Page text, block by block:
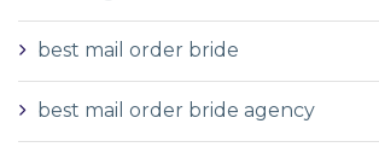
best mail order bride
best mail order bride agency